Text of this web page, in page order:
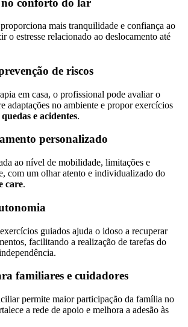
mais tranquilidade e confiança ao
o estresse relacionado ao deslocamento até
de riscos
em casa, o profissional pode avaliar o
adaptações no ambiente e propor exercícios
quedas e acidentes.
personalizado
ao nível de mobilidade, limitações e
com um olhar atento e individualizado do
care.
guiados ajuda o idoso a recuperar
facilitando a realização de tarefas do
familiares e cuidadores
permite maior participação da família no
a rede de apoio e melhora a adesão às